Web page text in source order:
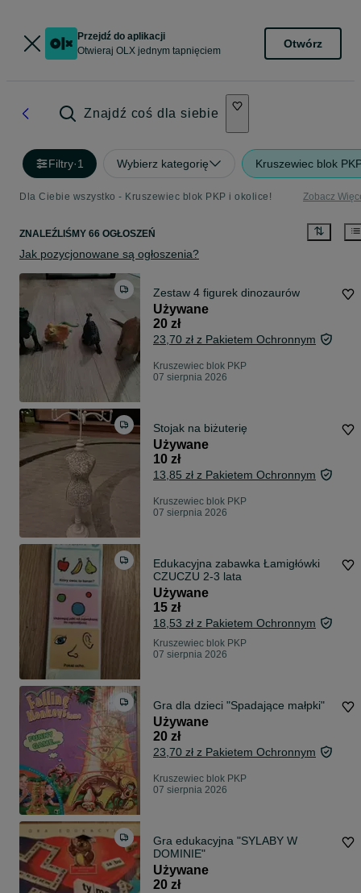
Przejdź do aplikacji
Otwieraj OLX jednym tapnięciem
Otwórz
Znajdź coś dla siebie
Filtry·1 Wybierz kategorię Kruszewiec blok
Dla Ciebie wszystko - Kruszewiec blok PKP i okolice! Zobacz
ZNALEŹLIŚMY 66 OGŁOSZEŃ
Jak pozycjonowane są ogłoszenia?
Zestaw 4 figurek dinozaurów
Używane
20 zł
23,70 zł z Pakietem Ochronnym
Kruszewiec blok PKP
07 sierpnia 2026
Stojak na biżuterię
Używane
10 zł
13,85 zł z Pakietem Ochronnym
Kruszewiec blok PKP
07 sierpnia 2026
Edukacyjna zabawka Łamigłówki
CZUCZU 2-3 lata
Używane
15 zł
18,53 zł z Pakietem Ochronnym
Kruszewiec blok PKP
07 sierpnia 2026
Gra dla dzieci "Spadające małpki"
Używane
20 zł
23,70 zł z Pakietem Ochronnym
Kruszewiec blok PKP
07 sierpnia 2026
Gra edukacyjna "SYLABY W
DOMINIE"
Używane
20 zł